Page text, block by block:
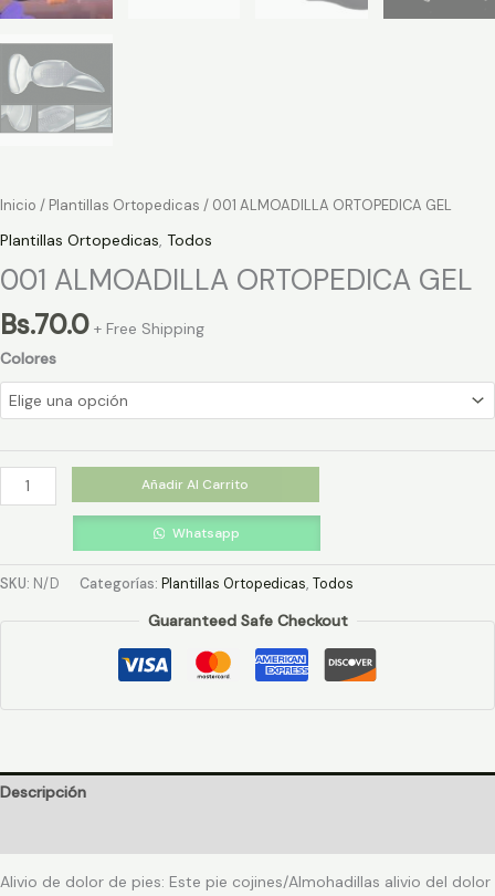
Inicio / Plantillas Ortopedicas / 001 ALMOADILLA ORTOPEDICA GEL
Plantillas Ortopedicas, Todos
001 ALMOADILLA ORTOPEDICA GEL
Bs.70.0 + Free Shipping
Colores
Añadir Al Carrito
Whatsapp
SKU: N/D Categorías: Plantillas Ortopedicas, Todos
Guaranteed Safe Checkout
Descripción
Alivio de dolor de pies: Este pie cojines/Almohadillas alivio del dolor